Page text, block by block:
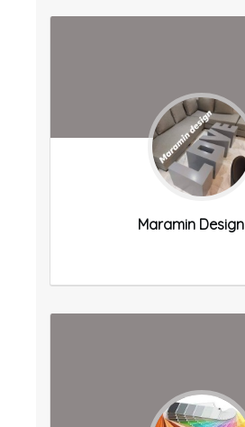
Maramin Design